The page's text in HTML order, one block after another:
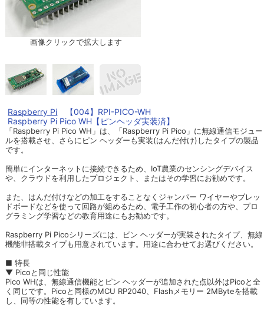
画像クリックで拡大します
Raspberry Pi 【004】RPI-PICO-WH
Raspberry Pi Pico WH【ピンヘッダ実装済】
「Raspberry Pi Pico WH」は、「Raspberry Pi Pico」に無線通信モジュー
ルを搭載させ、さらにピン ヘッダーも実装(はんだ付け)したタイプの製品
です。
簡単にインターネットに接続できるため、IoT農業のセンシングデバイス
や、クラウドを利用したプロジェクト、またはその学習にお勧めです。
また、はんだ付けなどの加工をすることなくジャンパー ワイヤーやブレッ
ドボードなどを使って回路が組めるため、電子工作の初心者の方や、プロ
グラミング学習などの教育用途にもお勧めです。
Raspberry Pi Picoシリーズには、ピン ヘッダーが実装されたタイプ、無線
機能非搭載タイプも用意されています。用途に合わせてお選びください。
■ 特長
▼ Picoと同じ性能
Pico WHは、無線通信機能とピン ヘッダーが追加された点以外はPicoと全
く同じです。Picoと同様のMCU RP2040、Flashメモリー 2MByteを搭載
し、同等の性能を有しています。